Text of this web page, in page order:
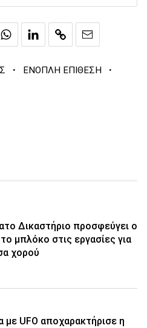
· ΕΝΟΠΛΗ ΕΠΙΘΕΣΗ ·
Δικαστήριο προσφεύγει ο
μπλόκο στις εργασίες για
χορού
με UFO αποχαρακτήρισε η